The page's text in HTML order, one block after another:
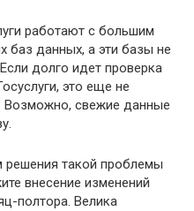
работают с большим
баз данных, а эти базы не
долго идет проверка
это еще не
Возможно, свежие данные
такой проблемы
внесение изменений
полтора. Велика